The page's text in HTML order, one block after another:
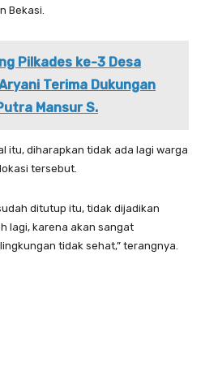
Bekasi.
Pilkades ke-3 Desa
Terima Dukungan
Mansur S.
itu, diharapkan tidak ada lagi warga
tersebut.
ditutup itu, tidak dijadikan
lagi, karena akan sangat
tidak sehat,” terangnya.